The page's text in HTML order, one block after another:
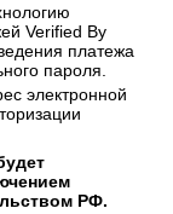
Verified By
платежа
пароля.
электронной
РФ.